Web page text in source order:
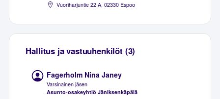
Vuoriharjuntie 22 A, 02330 Espoo
Hallitus ja vastuuhenkilöt (3)
Fagerholm Nina Janey
Varsinainen jäsen
Asunto-osakeyhtiö Jäniksenkäpälä